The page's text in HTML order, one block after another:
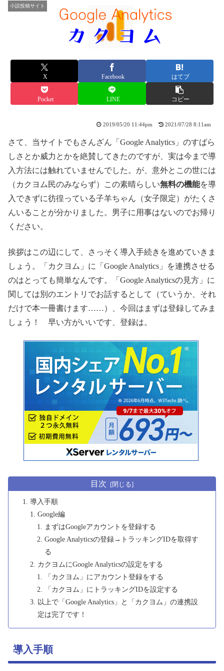
小説投稿サイト
X Facebook はてブ
Pocket LINE コピー
2019/05/20 11:44pm 2021/07/28 8:11am
さて、当サイトでもさんざん「Google Analytics」のすばら
しさとか威力とかを絶賛してきたのですが、実は今まで導
入方法には触れていませんでした。が、意外とこの世には
（カクヨム民のみならず）この素晴らしい無料の機能を導
入できずに彷徨っている子羊ちゃん（女子限定）がたくさ
んいることが分かりました。男子に用事はないのでお帰り
ください。
挨拶はこの辺にして、さっそく導入手続きを進めていきま
しょう。「カクヨム」に「Google Analytics」を連携させる
のはとっても簡単なんです。「Google Analyticsの見方」に
関しては別のエントリでお話するとして（ていうか、それ
だけで本一冊書けます……）、今回はまずは登録してみま
しょう！ 早い方がいいです、登録は。
目次
導入手順
Google編
まずはGoogleアカウントを登録する
Google Analyticsの登録→トラッキングIDを取得す
る
カクヨムにGoogle Analyticsの設定をする
「カクヨム」にアカウント登録をする
「カクヨム」にトラッキングIDを設定する
以上で「Google Analytics」と「カクヨム」の連携設
定は完了です！
導入手順